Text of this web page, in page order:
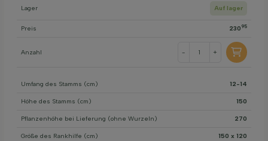
Lager Auf lager
Preis 230 95
Anzahl - +
Umfang des Stamms (cm) 12-14
Höhe des Stamms (cm) 150
Pflanzenhöhe bei Lieferung (ohne Wurzeln) 270
Größe des Rankhilfe (cm) 150 x 120